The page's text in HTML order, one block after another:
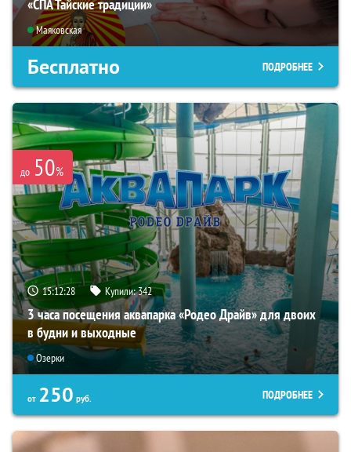
«СПА Тайские традиции»
Маяковская
Бесплатно ПОДРОБНЕЕ
до 50%
15:12:26 Купили:342
3 часа посещения аквапарка «Родео Драйв» для двоих
в будни и выходные
Озерки
от 250 руб. ПОДРОБНЕЕ